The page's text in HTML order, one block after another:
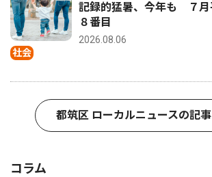
社会
記録的猛暑、今年も ７月
８番目
2026.08.06
都筑区 ローカルニュースの記
コラム